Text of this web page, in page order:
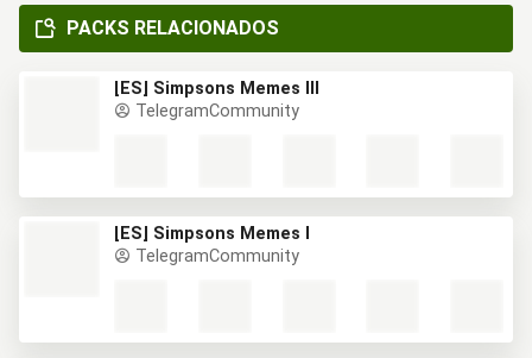
PACKS RELACIONADOS
[ES] Simpsons Memes III
TelegramCommunity
[ES] Simpsons Memes I
TelegramCommunity